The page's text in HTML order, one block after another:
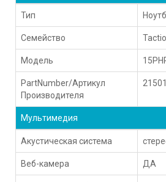
Тип
Семейство Tactio
Модель
PartNumber/Артикул
Производителя
Мультимедия
Акустическая система
Веб-камера ДА